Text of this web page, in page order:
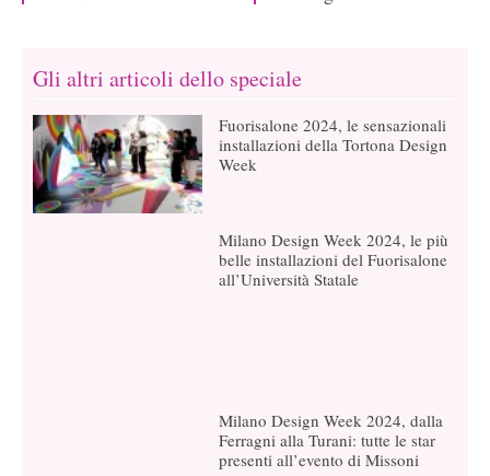
Gli altri articoli dello speciale
Fuorisalone 2024, le sensazionali
installazioni della Tortona Design
Week
Milano Design Week 2024, le più
belle installazioni del Fuorisalone
all’Università Statale
Milano Design Week 2024, dalla
Ferragni alla Turani: tutte le star
presenti all’evento di Missoni